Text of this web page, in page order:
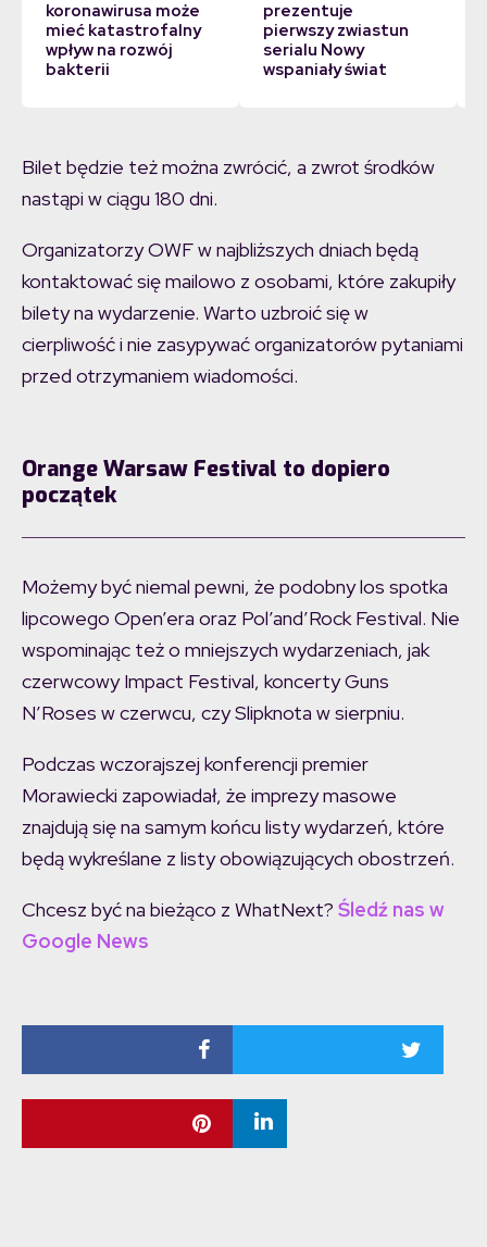
koronawirusa może
mieć katastrofalny
wpływ na rozwój
bakterii
prezentuje
pierwszy zwiastun
serialu Nowy
wspaniały świat
Bilet będzie też można zwrócić, a zwrot środków
nastąpi w ciągu 180 dni.
Organizatorzy OWF w najbliższych dniach będą
kontaktować się mailowo z osobami, które zakupiły
bilety na wydarzenie. Warto uzbroić się w
cierpliwość i nie zasypywać organizatorów pytaniami
przed otrzymaniem wiadomości.
Orange Warsaw Festival to dopiero
początek
Możemy być niemal pewni, że podobny los spotka
lipcowego Open’era oraz Pol’and’Rock Festival. Nie
wspominając też o mniejszych wydarzeniach, jak
czerwcowy Impact Festival, koncerty Guns
N’Roses w czerwcu, czy Slipknota w sierpniu.
Podczas wczorajszej konferencji premier
Morawiecki zapowiadał, że imprezy masowe
znajdują się na samym końcu listy wydarzeń, które
będą wykreślane z listy obowiązujących obostrzeń.
Chcesz być na bieżąco z WhatNext? Śledź nas w
Google News